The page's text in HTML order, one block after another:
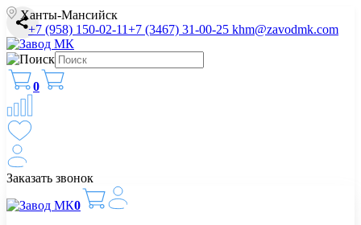
Ханты-Мансийск
+7 (958) 150-02-11+7 (3467) 31-00-25 khm@zavodmk.com
0
Заказать звонок
0